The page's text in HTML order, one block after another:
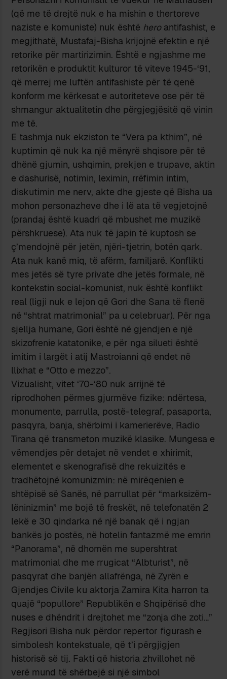
(që me të drejtë nuk e ha mishin e thertoreve
naziste e komuniste) nuk është heroantifashist, e
megjithatë, Mustafaj-Bisha krijojnë efektin e një
retorike për martirizimin. Është e ngjashme me
retorikën e produktit kulturor të viteve 1945-‘91,
që merrej me luftën antifashiste për të qenë
konform me kërkesat e autoriteteve ose për të
shmangur aktualitetin dhe përgjegjësitë që vinin
me të.
E tashmja nuk ekziston te “Vera pa kthim”, në
kuptimin që nuk ka një mënyrë shqisore për të
dhënë gjumin, ushqimin, prekjen e trupave, aktin
e dashurisë, notimin, leximin, rrëfimin intim,
diskutimin me nerv, akte dhe gjeste që Bisha ua
mohon personazheve dhe i lë ata të vegjetojnë
(prandaj është kuadri që mbushet me muzikë
përshkruese). Ata nuk të japin të kuptosh se
ç’mendojnë për jetën, njëri-tjetrin, botën qark.
Ata nuk kanë miq, të afërm, familjarë. Konflikti
mes jetës së tyre private dhe jetës formale, në
kontekstin social-komunist, nuk është konflikt
real (ligji nuk e lejon që Gori dhe Sana të flenë
në “shtrat matrimonial” pa u celebruar). Për nga
sjellja humane, Gori është në gjendjen e një
skizofrenie katatonike, e për nga silueti është
imitim i largët i atij Mastroianni që endet në
llixhat e “Otto e mezzo”.
Vizualisht, vitet ‘70-‘80 nuk arrijnë të
riprodhohen përmes gjurmëve fizike: ndërtesa,
monumente, parrulla, postë-telegraf, pasaporta,
pasqyra, banja, shërbimi i kamerierëve, Radio
Tirana që transmeton muzikë klasike. Mungesa e
vëmendjes për detajet në vendet e xhirimit,
elementet e skenografisë dhe rekuizitës e
tradhëtojnë komunizmin: në mirëqenien e
shtëpisë së Sanës, në parrullat për “marksizëm-
lëninizmin” me bojë të freskët, në telefonatën 2
lekë e 30 qindarka në një banak që i ngjan
bankës jo postës, në hotelin fantazmë me emrin
“Panorama”, në dhomën me supershtrat
matrimonial dhe me rrugicat “Albturist”, në
pasqyrat dhe banjën allafrënga, në Zyrën e
Gjendjes Civile ku aktorja Zamira Kita harron ta
quajë “popullore” Republikën e Shqipërisë dhe
nuses e dhëndrit i drejtohet me “zonja dhe zoti…”
Regjisori Bisha nuk përdor repertor figurash e
simbolesh kontekstuale, që t’i përgjigjen
historisë së tij. Fakti që historia zhvillohet në
verë mund të shërbejë si një simbol